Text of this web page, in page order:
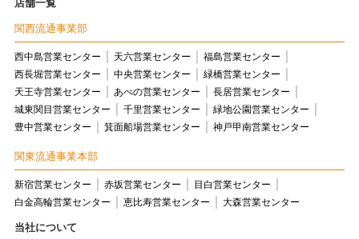
店舗一覧
関西流通事業部
西中島営業センター 天六営業センター
福島営業センター
西長堀営業センター
中央営業センター
緑橋営業センター
天王寺営業センター
あべの営業センター
長居営業センター
城東関目営業センター
千里営業センター
緑地公園営業センター
豊中営業センター
箕面船場営業センター 神戸甲南営業センター
関東流通事業本部
新宿営業センター 赤坂営業センター
目白営業センター
白金高輪営業センター
恵比寿営業センター 大森営業センター
当社について